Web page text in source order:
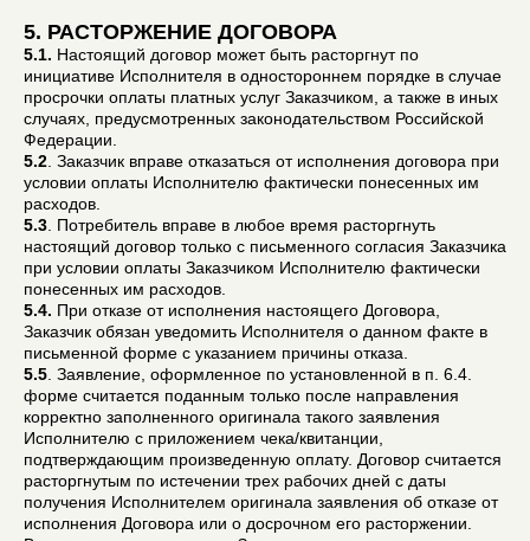
5. РАСТОРЖЕНИЕ ДОГОВОРА
5.1. Настоящий договор может быть расторгнут по
инициативе Исполнителя в одностороннем порядке в случае
просрочки оплаты платных услуг Заказчиком, а также в иных
случаях, предусмотренных законодательством Российской
Федерации.
5.2 . Заказчик вправе отказаться от исполнения договора при
условии оплаты Исполнителю фактически понесенных им
расходов.
5.3 . Потребитель вправе в любое время расторгнуть
настоящий договор только с письменного согласия Заказчика
при условии оплаты Заказчиком Исполнителю фактически
понесенных им расходов.
5.4. При отказе от исполнения настоящего Договора,
Заказчик обязан уведомить Исполнителя о данном факте в
письменной форме с указанием причины отказа.
5.5 . Заявление, оформленное по установленной в п. 6.4.
форме считается поданным только после направления
корректно заполненного оригинала такого заявления
Исполнителю с приложением чека/квитанции,
подтверждающим произведенную оплату. Договор считается
расторгнутым по истечении трех рабочих дней с даты
получения Исполнителем оригинала заявления об отказе от
исполнения Договора или о досрочном его расторжении.